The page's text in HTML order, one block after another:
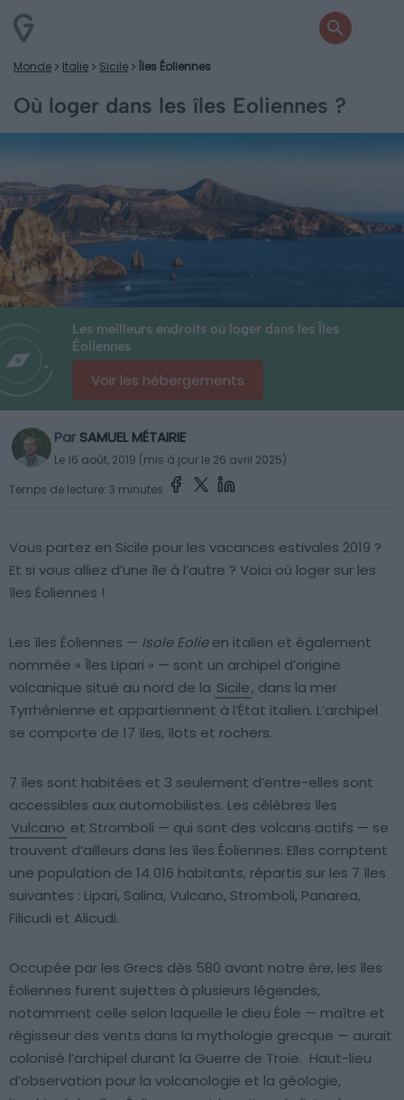
Monde Italie Sicile Îles Éoliennes
Où loger dans les îles Eoliennes ?
Les meilleurs endroits où loger dans les Îles
Éoliennes
Voir les hébergements
Par SAMUEL MÉTAIRIE
Le 16 août, 2019 (mis à jour le 26 avril 2025)
Temps de lecture: 3 minutes
Vous partez en Sicile pour les vacances estivales 2019 ?
Et si vous alliez d’une île à l’autre ? Voici où loger sur les
îles Éoliennes !
Les îles Éoliennes — Isole Eolieen italien et également
nommée « Îles Lipari » — sont un archipel d’origine
volcanique situé au nord de la Sicile, dans la mer
Tyrrhénienne et appartiennent à l’État italien. L’archipel
se comporte de 17 îles, îlots et rochers.
7 îles sont habitées et 3 seulement d’entre-elles sont
accessibles aux automobilistes. Les célèbres îles
Vulcano et Stromboli — qui sont des volcans actifs — se
trouvent d’ailleurs dans les îles Éoliennes. Elles comptent
une population de 14 016 habitants, répartis sur les 7 îles
suivantes : Lipari, Salina, Vulcano, Stromboli, Panarea,
Filicudi et Alicudi.
Occupée par les Grecs dès 580 avant notre ère, les îles
Éoliennes furent sujettes à plusieurs légendes,
notamment celle selon laquelle le dieu Éole — maître et
régisseur des vents dans la mythologie grecque — aurait
colonisé l’archipel durant la Guerre de Troie. Haut-lieu
d’observation pour la volcanologie et la géologie,